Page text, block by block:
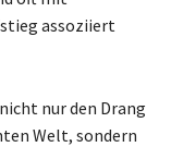
assoziiert
nur den Drang
Welt, sondern